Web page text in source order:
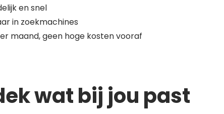
en snel
in zoekmachines
maand, geen hoge kosten vooraf
wat bij jou past